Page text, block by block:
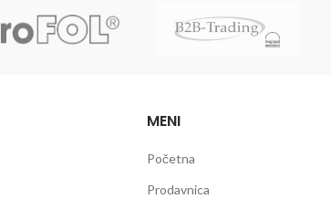
MENI
Početna
Prodavnica